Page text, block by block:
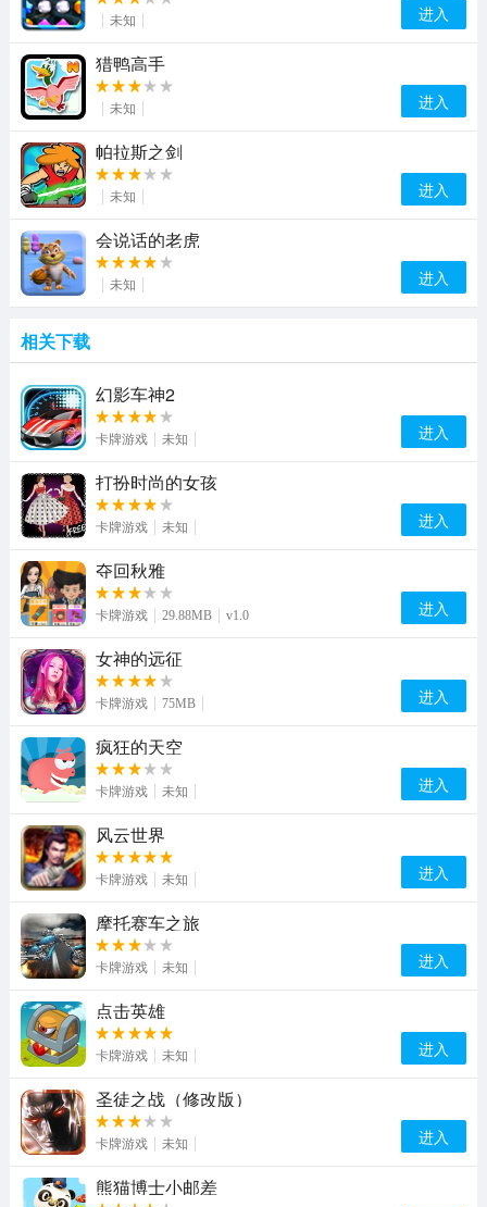
未知 进入
猎鸭高手
未知 进入
帕拉斯之剑
未知 进入
会说话的老虎
未知 进入
相关下载
幻影车神2
卡牌游戏 未知 进入
打扮时尚的女孩
卡牌游戏 未知 进入
夺回秋雅
卡牌游戏 29.88MB v1.0 进入
女神的远征
卡牌游戏 75MB 进入
疯狂的天空
卡牌游戏 未知 进入
风云世界
卡牌游戏 未知 进入
摩托赛车之旅
卡牌游戏 未知 进入
点击英雄
卡牌游戏 未知 进入
圣徒之战（修改版）
卡牌游戏 未知 进入
熊猫博士小邮差